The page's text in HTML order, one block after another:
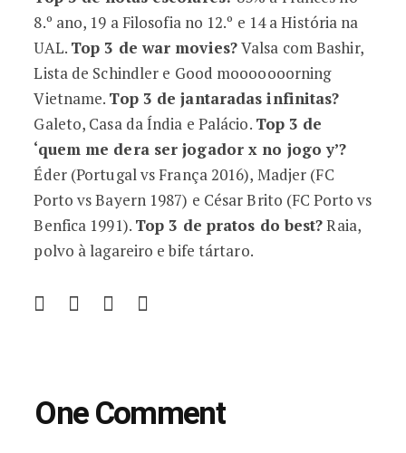
8.º ano, 19 a Filosofia no 12.º e 14 a História na
UAL. Top 3 de war movies?Valsa com Bashir,
Lista de Schindler e Good mooooooorning
Vietname. Top 3 de jantaradas infinitas?
Galeto, Casa da Índia e Palácio. Top 3 de
‘quem me dera ser jogador x no jogo y’?
Éder (Portugal vs França 2016), Madjer (FC
Porto vs Bayern 1987) e César Brito (FC Porto vs
Benfica 1991). Top 3 de pratos do best?Raia,
polvo à lagareiro e bife tártaro.
One Comment